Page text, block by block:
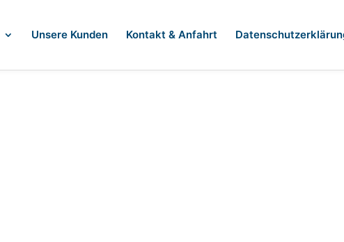
Unsere Kunden Kontakt & Anfahrt